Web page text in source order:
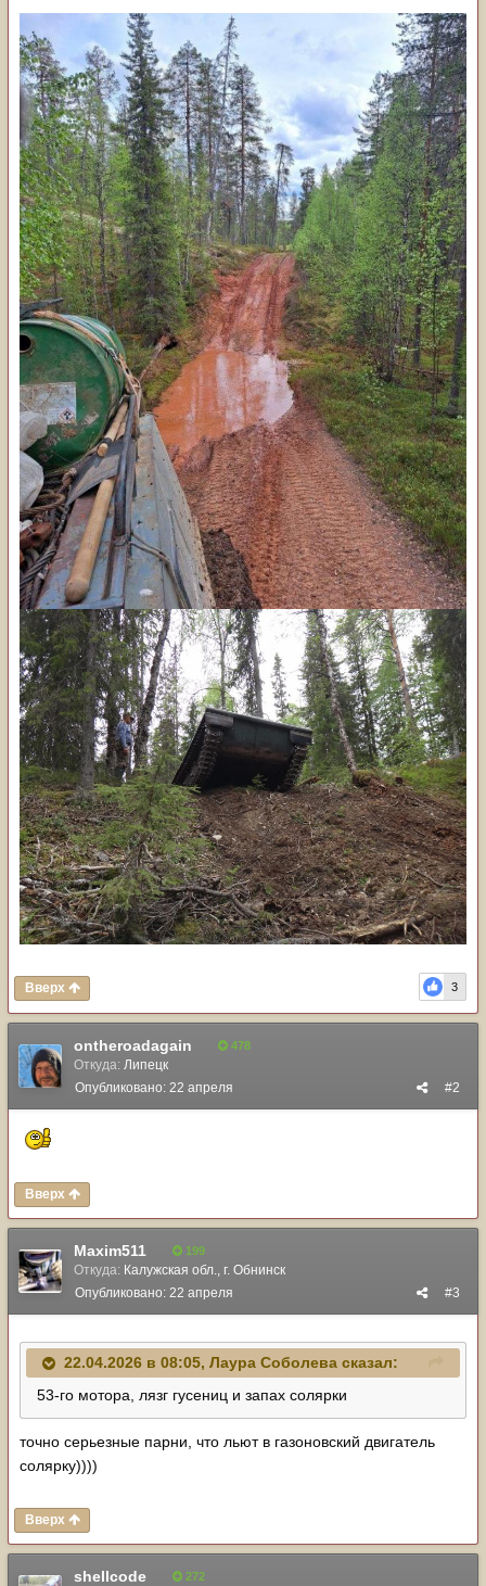
3
Вверх
ontheroadagain 478
Откуда: Липецк
#2
Опубликовано: 22 апреля
Вверх
Maxim511 199
Откуда: Калужская обл., г. Обнинск
#3
Опубликовано: 22 апреля
22.04.2026 в 08:05, Лаура Соболева сказал:
53-го мотора, лязг гусениц и запах солярки
точно серьезные парни, что льют в газоновский двигатель
солярку))))
Вверх
shellcode 272